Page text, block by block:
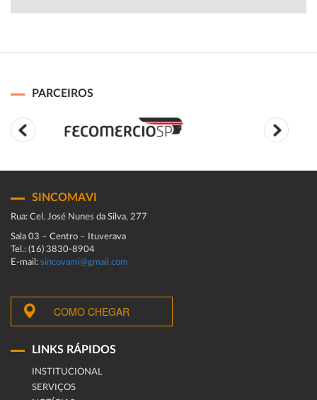
PARCEIROS
SINCOMAVI
Rua: Cel. José Nunes da Silva, 277
Sala 03 – Centro – Ituverava
Tel.: (16) 3830-8904
E-mail: sincovami@gmail.com
COMO CHEGAR
LINKS RÁPIDOS
INSTITUCIONAL
SERVIÇOS